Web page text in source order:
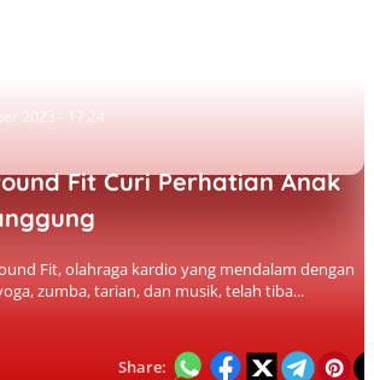
2023 - 17:24
Fit Curi Perhatian Anak
Fit, olahraga kardio yang mendalam dengan
zumba, tarian, dan musik, telah tiba...
Share: